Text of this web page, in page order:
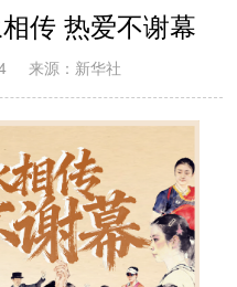
传 热爱不谢幕
来源：新华社